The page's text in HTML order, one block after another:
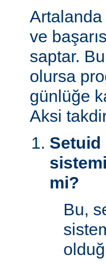
Artalanda
ve
saptar.
olursa
günlüğe
Aksi
Setuid
mi?
Bu,